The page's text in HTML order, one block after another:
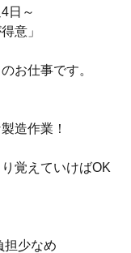
日～
意」
お仕事です。
造作業！
覚えていけばOK
担少なめ